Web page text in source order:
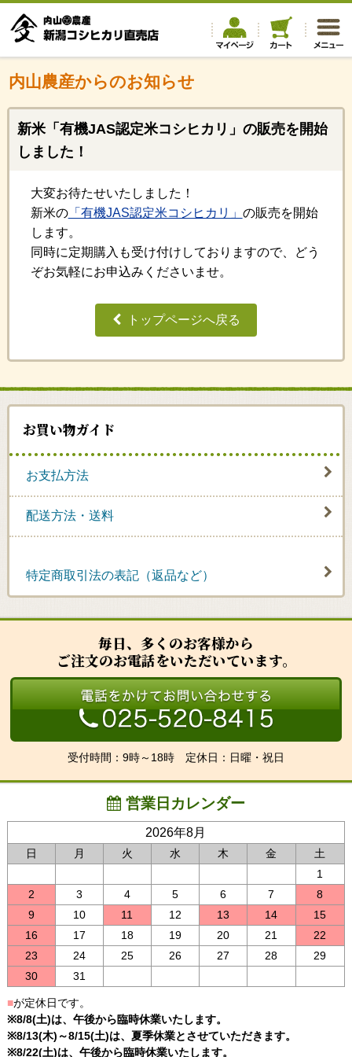
内山農産からのお知らせ
新米「有機JAS認定米コシヒカリ」の販売を開始
しました！
大変お待たせいたしました！
新米の「有機JAS認定米コシヒカリ」 の販売を開始
します。
同時に定期購入も受け付けしておりますので、どう
ぞお気軽にお申込みくださいませ。
トップページへ戻る
お買い物ガイド
お支払方法
配送方法・送料
特定商取引法の表記（返品など）
毎日、多くのお客様から
ご注文のお電話をいただいています。
受付時間：9時～18時 定休日：日曜・祝日
営業日カレンダー
2026年8月
日 月 火 水 木 金
土
1
2
3 4 5 6 7
8
9
10 11 12 13 14
15
16
17 18 19 20 21
22
23
24 25 26 27 28
29
30
31
■が定休日です。
※8/8(土)は、午後から臨時休業いたします。
※8/13(木)～8/15(土)は、夏季休業とさせていただきます。
※8/22(土)は、午後から臨時休業いたします。